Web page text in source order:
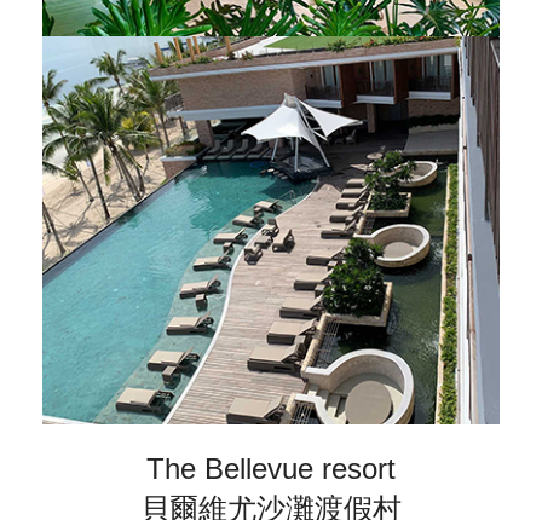
The Bellevue resort
貝爾維尤沙灘渡假村